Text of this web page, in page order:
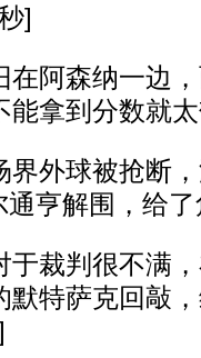
]
森纳一边，
能拿到分数就
球被抢断，
通亨解围，给
裁判很不满，
默特萨克回敲